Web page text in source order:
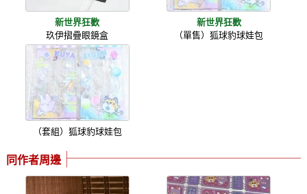
新世界狂歡
玖伊摺疊眼鏡盒
新世界狂歡
（單售）狐球豹球娃包
（套組）狐球豹球娃包
同作者周邊